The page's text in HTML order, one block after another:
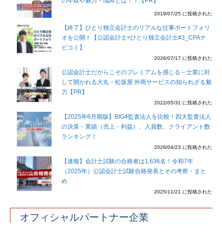
2019/07/25 に投稿された
【終了】ひとり独立会計士のリアルな仕事ポートフォリ
オを公開！【公認会計士×ひとり独立会計士#3_CPAナ
ビコミ】
2026/07/17 に投稿された
公認会計士だからこそのプレミアムを感じる－士業に対
して開かれる大丸・松坂屋 外商サービスの知られざる魅
力【PR】
2022/05/31 に投稿された
【2025年6月期版】BIG4監査法人を比較！四大監査法人
の決算・業績（売上・利益）、人員数、クライアント数
ランキング！
2026/04/23 に投稿された
【速報】会計士試験の合格者は1,636名！令和7年
（2025年）公認会計士試験合格発表とその考察・まと
め
2025/11/21 に投稿された
オフィシャルパートナー企業